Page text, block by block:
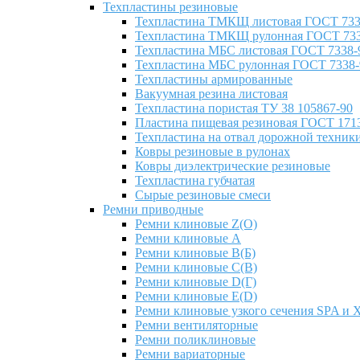
Техпластины резиновые
Техпластина ТМКЩ листовая ГОСТ
Техпластина ТМКЩ рулонная ГОСТ
Техпластина МБС листовая ГОСТ 7338-
Техпластина МБС рулонная ГОСТ
Техпластины армированные
Вакуумная резина листовая
Техпластина пористая ТУ 38 105867-90
Пластина пищевая резиновая ГОСТ
Техпластина на отвал дорожной
Ковры резиновые в рулонах
Ковры диэлектрические резиновые
Техпластина губчатая
Сырые резиновые смеси
Ремни приводные
Ремни клиновые Z(О)
Ремни клиновые A
Ремни клиновые B(Б)
Ремни клиновые C(В)
Ремни клиновые D(Г)
Ремни клиновые Е(D)
Ремни клиновые узкого сечения SPA и
Ремни вентиляторные
Ремни поликлиновые
Ремни вариаторные